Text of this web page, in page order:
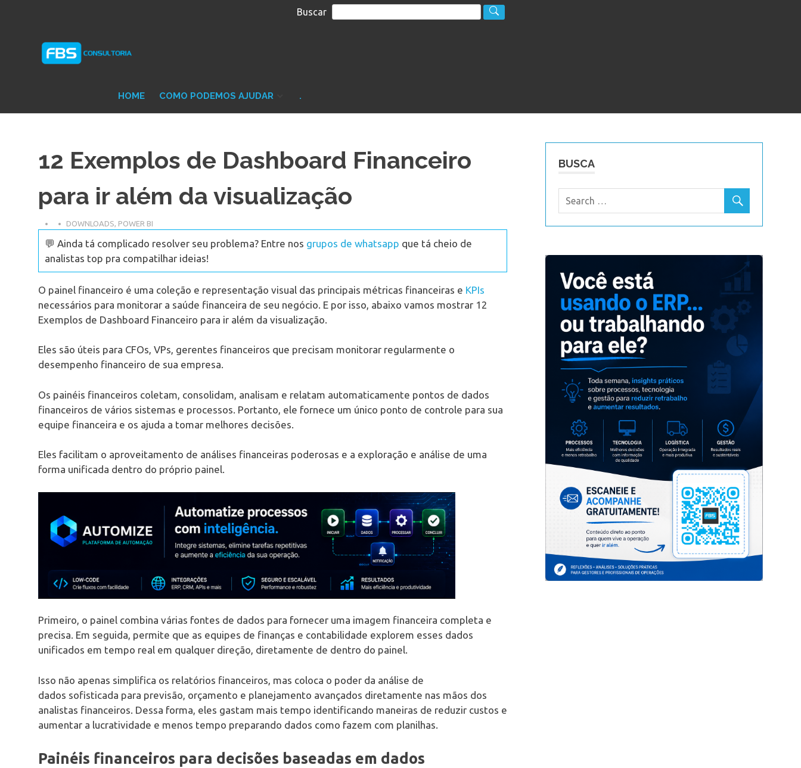
Buscar
Protheus
TOTVS
HOME COMO PODEMOS AJUDAR .
12 Exemplos de Dashboard Financeiro
para ir além da visualização
DOWNLOADS POWER BI
💬 Ainda tá complicado resolver seu problema? Entre nos grupos de whatsapp que tá cheio de
analistas top pra compatilhar ideias!
O painel financeiro é uma coleção e representação visual das principais métricas financeiras e KPIs
necessários para monitorar a saúde financeira de seu negócio. E por isso, abaixo vamos mostrar 12
Exemplos de Dashboard Financeiro para ir além da visualização.
Eles são úteis para CFOs, VPs, gerentes financeiros que precisam monitorar regularmente o
desempenho financeiro de sua empresa.
Os painéis financeiros coletam, consolidam, analisam e relatam automaticamente pontos de dados
financeiros de vários sistemas e processos. Portanto, ele fornece um único ponto de controle para sua
equipe financeira e os ajuda a tomar melhores decisões.
Eles facilitam o aproveitamento de análises financeiras poderosas e a exploração e análise de uma
forma unificada dentro do próprio painel.
Primeiro, o painel combina várias fontes de dados para fornecer uma imagem financeira completa e
precisa. Em seguida, permite que as equipes de finanças e contabilidade explorem esses dados
unificados em tempo real em qualquer direção, diretamente de dentro do painel.
Isso não apenas simplifica os relatórios financeiros, mas coloca o poder da análise de
dados sofisticada para previsão, orçamento e planejamento avançados diretamente nas mãos dos
analistas financeiros. Dessa forma, eles gastam mais tempo identificando maneiras de reduzir custos e
aumentar a lucratividade e menos tempo preparando dados como fazem com planilhas.
Painéis financeiros para decisões baseadas em dados
BUSCA